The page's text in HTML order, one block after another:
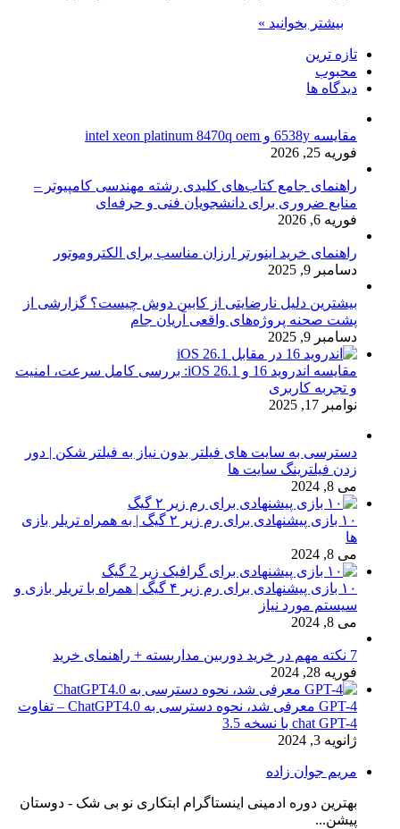
بیشتر بخوانید »
تازه ترین
محبوب
دیدگاه ها
مقایسه 6538y و intel xeon platinum 8470q oem
فوریه 25, 2026
راهنمای جامع کتاب‌های کلیدی رشته مهندسی کامپیوتر –
منابع ضروری برای دانشجویان فنی و حرفه‌ای
فوریه 6, 2026
راهنمای خرید اینورتر ارزان مناسب برای الکتروموتور
دسامبر 9, 2025
بیشترین دلیل نارضایتی از کابین دوش چیست؟ گزارشی از
پشت صحنه پروژه‌های واقعی آریان جام
دسامبر 9, 2025
مقایسه اندروید 16 و iOS 26.1: بررسی کامل سرعت، امنیت
و تجربه کاربری
نوامبر 17, 2025
دسترسی به سایت های فیلتر بدون نیاز به فیلتر شکن | دور
زدن فیلترینگ سایت ها
می 8, 2024
۱۰ بازی پیشنهادی برای رم زیر ۲ گیگ | به همراه تریلر بازی
ها
می 8, 2024
۱۰ بازی پیشنهادی برای رم زیر ۴ گیگ | همراه با تریلر بازی و
سیستم مورد نیاز
می 8, 2024
7 نکته مهم در خرید دوربین مداربسته + راهنمای خرید
فوریه 28, 2024
GPT-4 معرفی شد، نحوه دسترسی به ChatGPT4.0 – تفاوت
chat GPT-4 با نسخه 3.5
ژانویه 3, 2024
مریم جوان زاده
بهترین دوره ادمینی اینستاگرام ابتکاری نو بی شک - دوستان
پیشن...